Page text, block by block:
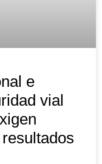
e
vial